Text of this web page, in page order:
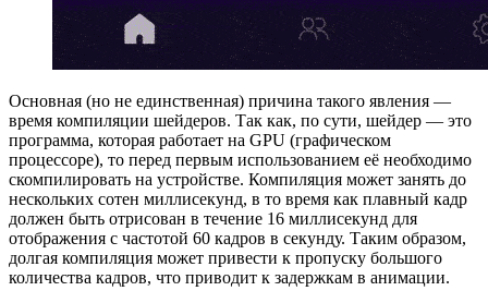
Основная (но не единственная) причина такого явления —
время компиляции шейдеров. Так как, по сути, шейдер — это
программа, которая работает на GPU (графическом
процессоре), то перед первым использованием её необходимо
скомпилировать на устройстве. Компиляция может занять до
нескольких сотен миллисекунд, в то время как плавный кадр
должен быть отрисован в течение 16 миллисекунд для
отображения с частотой 60 кадров в секунду. Таким образом,
долгая компиляция может привести к пропуску большого
количества кадров, что приводит к задержкам в анимации.